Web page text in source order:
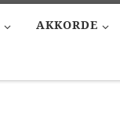
AKKORDE